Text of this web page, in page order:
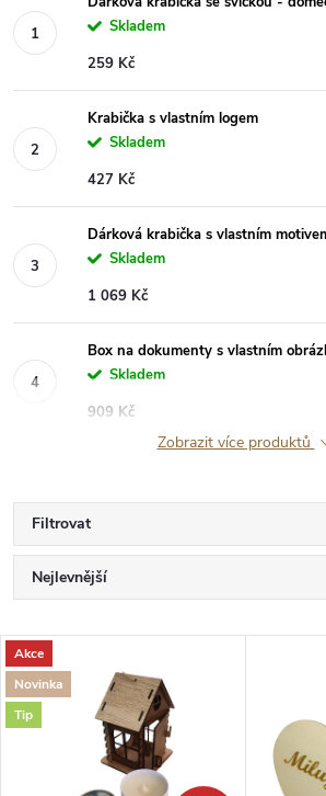
Skladem
259 Kč
Krabička s vlastním logem
Skladem
427 Kč
Dárková krabička s vlastním
Skladem
1 069 Kč
Box na dokumenty s vlastním
Skladem
909 Kč
Zobrazit více produktů
Filtrovat
Ř
a
z
e
Nejlevnější
Nejprodávanější
Abecedně
V
ý
Akce
Novinka
Tip